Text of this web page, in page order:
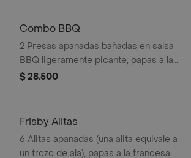
Combo BBQ
2 Presas apanadas bañadas en salsa
BBQ ligeramente picante, papas a la
francesa mediana (60 g), ensalada de
$ 28.500
Frisby Alitas
6 Alitas apanadas (una alita equivale a
un trozo de ala), papas a la francesa